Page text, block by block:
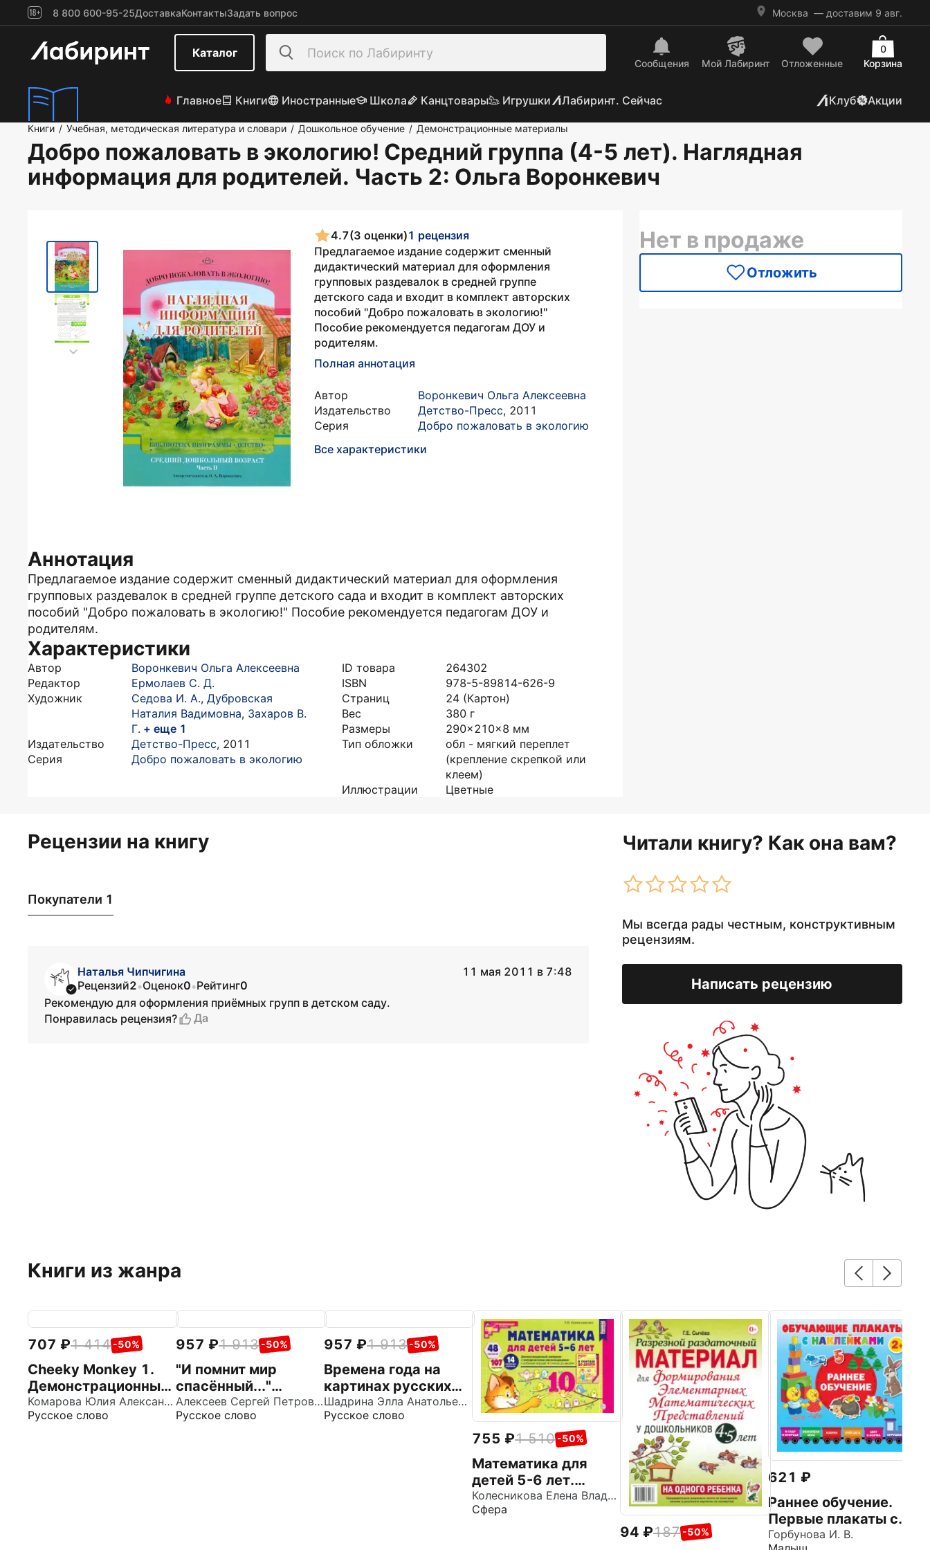
8 800 600-95-25ДоставкаКонтактыЗадать вопрос Москва — доставим 9 авг.
Каталог
Сообщения Mой Лабиринт Отложенные Корзина
0
Главное Книги Иностранные Школа Канцтовары Игрушки Лабиринт. Сейчас Клуб Акции
Книги / Учебная, методическая литература и словари / Дошкольное обучение / Демонстрационные материалы
Добро пожаловать в экологию! Средний группа (4-5 лет). Наглядная
информация для родителей. Часть 2: Ольга Воронкевич
4.7(3 оценки)1 рецензия
Предлагаемое издание содержит сменный
дидактический материал для оформления
групповых раздевалок в средней группе
детского сада и входит в комплект авторских
пособий "Добро пожаловать в экологию!"
Пособие рекомендуется педагогам ДОУ и
родителям.
Полная аннотация
Автор
Воронкевич Ольга Алексеевна
Издательство
Детство-Пресс, 2011
Серия
Добро пожаловать в экологию
Все характеристики
Аннотация
Предлагаемое издание содержит сменный дидактический материал для оформления
групповых раздевалок в средней группе детского сада и входит в комплект авторских
пособий "Добро пожаловать в экологию!" Пособие рекомендуется педагогам ДОУ и
родителям.
Характеристики
Автор
Воронкевич Ольга Алексеевна
Редактор
Ермолаев С. Д.
Художник
Седова И. А., Дубровская
Наталия Вадимовна, Захаров В.
Г. + еще 1
Издательство
Детство-Пресс, 2011
Серия
Добро пожаловать в экологию
ID товара
264302
ISBN
978-5-89814-626-9
Страниц
24 (Картон)
Вес
380 г
Размеры
290x210x8 мм
Тип обложки
обл - мягкий переплет
(крепление скрепкой или
клеем)
Иллюстрации
Цветные
Нет в продаже
Отложить
Рецензии на книгу Читали книгу? Как она вам?
Мы всегда рады честным, конструктивным
рецензиям.
Написать рецензию
Покупатели 1
Наталья Чипчигина
11 мая 2011 в 7:48
Рецензий2•Оценок0•Рейтинг0
Рекомендую для оформления приёмных групп в детском саду.
Понравилась рецензия?
Да
Книги из жанра
707 1 414 -50%
Cheeky Monkey 1.
Демонстрационные
карточки. Средняя
группа. 4-5 лет
Комарова Юлия Александровна
Русское слово
957 1 913 -50%
"И помнит мир
спасённый..."
Демонстрационные
материалы для
Алексеев Сергей Петрович
Русское слово
957 1 913 -50%
Времена года на
картинах русских
художников.
Демонстрационные
Шадрина Элла Анатольевна
Русское слово
755 1 510 -50%
Математика для
детей 5-6 лет.
Демонстрационный
материал. ФГОС ДО
Колесникова Елена Владимировна
Сфера
94 187 -50%
621
Раннее обучение.
Первые плакаты с
наклейками
Горбунова И. В.